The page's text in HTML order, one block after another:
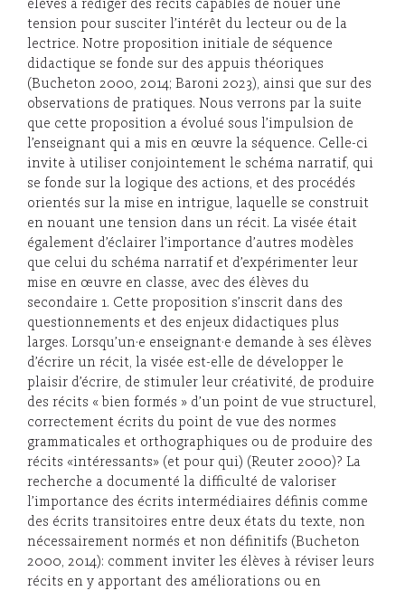
élèves à rédiger des récits capables de nouer une
tension pour susciter l’intérêt du lecteur ou de la
lectrice. Notre proposition initiale de séquence
didactique se fonde sur des appuis théoriques
(Bucheton 2000, 2014; Baroni 2023), ainsi que sur des
observations de pratiques. Nous verrons par la suite
que cette proposition a évolué sous l’impulsion de
l’enseignant qui a mis en œuvre la séquence. Celle-ci
invite à utiliser conjointement le schéma narratif, qui
se fonde sur la logique des actions, et des procédés
orientés sur la mise en intrigue, laquelle se construit
en nouant une tension dans un récit. La visée était
également d’éclairer l’importance d’autres modèles
que celui du schéma narratif et d’expérimenter leur
mise en œuvre en classe, avec des élèves du
secondaire 1. Cette proposition s’inscrit dans des
questionnements et des enjeux didactiques plus
larges. Lorsqu’un·e enseignant·e demande à ses élèves
d’écrire un récit, la visée est-elle de développer le
plaisir d’écrire, de stimuler leur créativité, de produire
des récits « bien formés » d’un point de vue structurel,
correctement écrits du point de vue des normes
grammaticales et orthographiques ou de produire des
récits «intéressants» (et pour qui) (Reuter 2000)? La
recherche a documenté la difficulté de valoriser
l’importance des écrits intermédiaires définis comme
des écrits transitoires entre deux états du texte, non
nécessairement normés et non définitifs (Bucheton
2000, 2014): comment inviter les élèves à réviser leurs
récits en y apportant des améliorations ou en